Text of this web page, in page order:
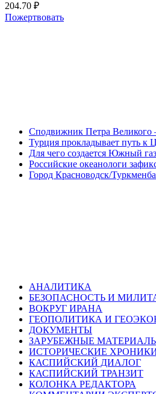
204.70 ₽
Пожертвовать
Сподвижник Петра Великого
Турция прокладывает путь к
Для чего создается Южный
Российские океанологи
Город Красноводск/
АНАЛИТИКА
БЕЗОПАСНОСТЬ И
ВОКРУГ ИРАНА
ГЕОПОЛИТИКА И
ДОКУМЕНТЫ
ЗАРУБЕЖНЫЕ
ИСТОРИЧЕСКИЕ
КАСПИЙСКИЙ ДИАЛОГ
КАСПИЙСКИЙ ТРАНЗИТ
КОЛОНКА РЕДАКТОРА